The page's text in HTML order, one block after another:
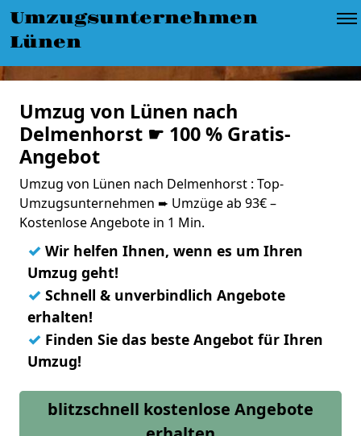
Umzugsunternehmen
Lünen
Umzug von Lünen nach
Delmenhorst ☛ 100 % Gratis-
Angebot
Umzug von Lünen nach Delmenhorst : Top-
Umzugsunternehmen ➨ Umzüge ab 93€ –
Kostenlose Angebote in 1 Min.
✓ Wir helfen Ihnen, wenn es um Ihren
Umzug geht!
✓ Schnell & unverbindlich Angebote
erhalten!
✓ Finden Sie das beste Angebot für Ihren
Umzug!
blitzschnell kostenlose Angebote